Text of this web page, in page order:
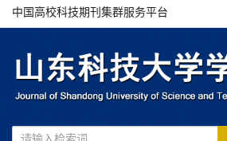
中国高校科技期刊集群服务平台